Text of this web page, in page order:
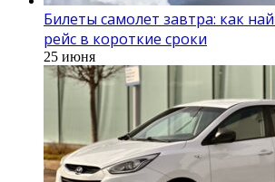
Билеты самолет завтра: как
рейс в короткие сроки
25 июня